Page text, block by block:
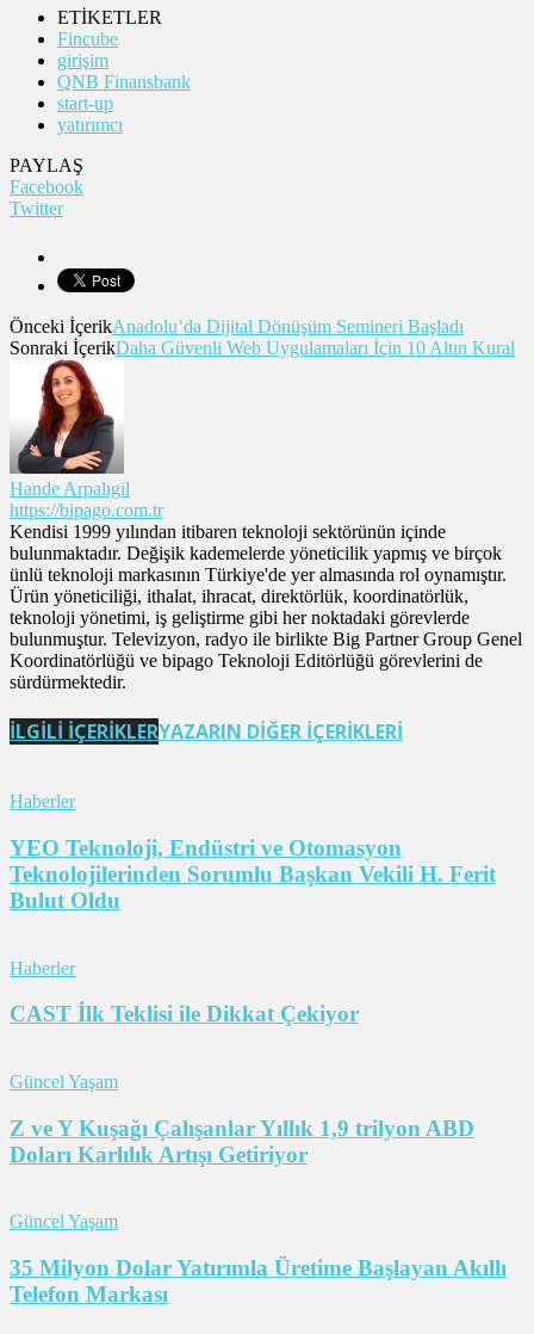
ETİKETLER
Fincube
girişim
QNB Finansbank
start-up
yatırımcı
PAYLAŞ
Facebook
Twitter
Önceki İçerikAnadolu’da Dijital Dönüşüm Semineri Başladı
Sonraki İçerikDaha Güvenli Web Uygulamaları İçin 10 Altın Kural
Hande Arpalıgil
https://bipago.com.tr
Kendisi 1999 yılından itibaren teknoloji sektörünün içinde
bulunmaktadır. Değişik kademelerde yöneticilik yapmış ve birçok
ünlü teknoloji markasının Türkiye'de yer almasında rol oynamıştır.
Ürün yöneticiliği, ithalat, ihracat, direktörlük, koordinatörlük,
teknoloji yönetimi, iş geliştirme gibi her noktadaki görevlerde
bulunmuştur. Televizyon, radyo ile birlikte Big Partner Group Genel
Koordinatörlüğü ve bipago Teknoloji Editörlüğü görevlerini de
sürdürmektedir.
İLGİLİ İÇERİKLERYAZARIN DİĞER İÇERİKLERİ
Haberler
YEO Teknoloji, Endüstri ve Otomasyon
Teknolojilerinden Sorumlu Başkan Vekili H. Ferit
Bulut Oldu
Haberler
CAST İlk Teklisi ile Dikkat Çekiyor
Güncel Yaşam
Z ve Y Kuşağı Çalışanlar Yıllık 1,9 trilyon ABD
Doları Karlılık Artışı Getiriyor
Güncel Yaşam
35 Milyon Dolar Yatırımla Üretime Başlayan Akıllı
Telefon Markası